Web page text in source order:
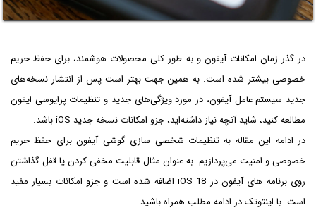
در گذر زمان امکانات آیفون و به طور کلی محصولات هوشمند، برای حفظ حریم
خصوصی بیشتر شده است. به همین جهت بهتر است پس از انتشار نسخه‌های
جدید سیستم عامل آیفون، در مورد ویژگی‌های جدید و تنظیمات پرایوسی ایفون
مطالعه کنید، شاید آنچه نیاز داشته‌اید، جزو امکانات نسخه جدید iOS باشد.
در ادامه این مقاله به تنظیمات شخصی سازی گوشی آیفون برای حفظ حریم
خصوصی و امنیت می‌پردازیم. به عنوان مثال قابلیت مخفی کردن یا قفل گذاشتن
روی برنامه های آیفون در iOS 18 اضافه شده است و جزو امکانات بسیار مفید
است. با اینتوتک در ادامه مطلب همراه باشید.